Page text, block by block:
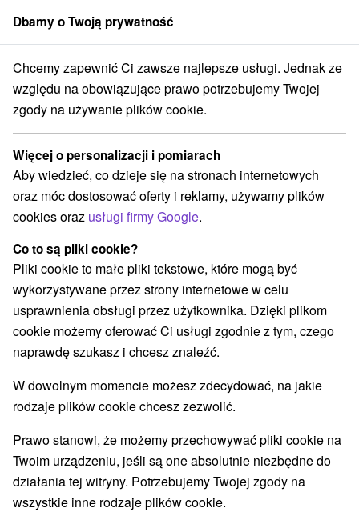
członek grupySorger
Atrakcje na Słowacji Wodospady Západné Tatry
Wodospady Západné Tatry
Kategorie
Wszystkie kategorie
Aquaparki, baseny(3)
Túry a turistické chodníky (3) Ośrodek narciarski
Chaty górskie Skanseny
Loty widokowe i rejsy wycieczkowe(1)
Wieże obserwacyjne i chodniki(1)
Areny laserowe i paintball(1)
Ośrodki i miasteczka dziecięce(1)
Jeziora, jeziora, zbiorniki wodne(1)
Kościoły drewniane
Zabytki techniki(1) Atrakcje dla dzieci(9) Tarcze(12)
Muzea i galerie(1) Atrakcje turystyczne
Wsie i miasta
Kvačany(2) Žiar(1)
Dbamy o Twoją prywatność
Chcemy zapewnić Ci zawsze najlepsze usługi. Jednak ze
względu na obowiązujące prawo potrzebujemy Twojej
zgody na używanie plików cookie.
Więcej o personalizacji i pomiarach
Aby wiedzieć, co dzieje się na stronach internetowych
oraz móc dostosować oferty i reklamy, używamy plików
cookies oraz usługi firmy Google.
Co to są pliki cookie?
Pliki cookie to małe pliki tekstowe, które mogą być
wykorzystywane przez strony internetowe w celu
usprawnienia obsługi przez użytkownika. Dzięki plikom
cookie możemy oferować Ci usługi zgodnie z tym, czego
naprawdę szukasz i chcesz znaleźć.
W dowolnym momencie możesz zdecydować, na jakie
rodzaje plików cookie chcesz zezwolić.
Prawo stanowi, że możemy przechowywać pliki cookie na
Twoim urządzeniu, jeśli są one absolutnie niezbędne do
działania tej witryny. Potrzebujemy Twojej zgody na
wszystkie inne rodzaje plików cookie.